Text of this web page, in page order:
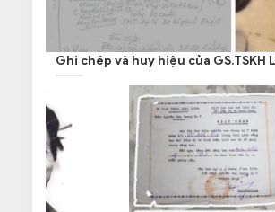
Ghi chép và huy hiệu của GS.TSKH